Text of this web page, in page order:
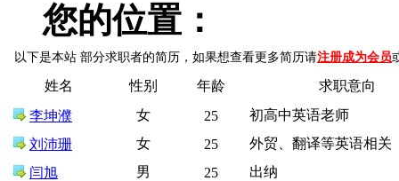
您的位置：
以下是本站 部分求职者的简历，如果想查看更多简历请注册成为会员
姓名 性别 年龄
求职意向
李坤濮
女 25
初高中英语老师
刘沛珊
女 25
外贸、翻译等英语相关
闫旭
男 25
出纳